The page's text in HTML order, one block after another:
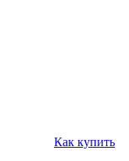
Как купить